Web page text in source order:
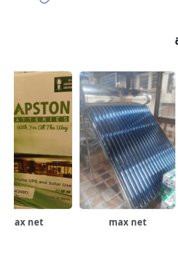
max net
max net